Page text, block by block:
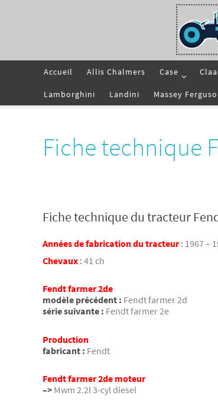
Accueil Allis Chalmers Case
Lamborghini Landini Massey
Fiche technique
Fiche technique du tracteur
Années de fabrication du tracteur: 1967 –
Chevaux : 41 ch
Fendt farmer 2de
modèle précédent : Fendt farmer 2d
série suivante : Fendt farmer 2e
Production
fabricant : Fendt
Fendt farmer 2de moteur
–> Mwm 2.2l 3-cyl diesel